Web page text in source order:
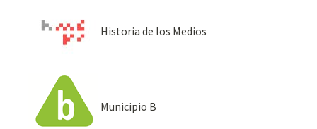
Historia de los Medios
Municipio B